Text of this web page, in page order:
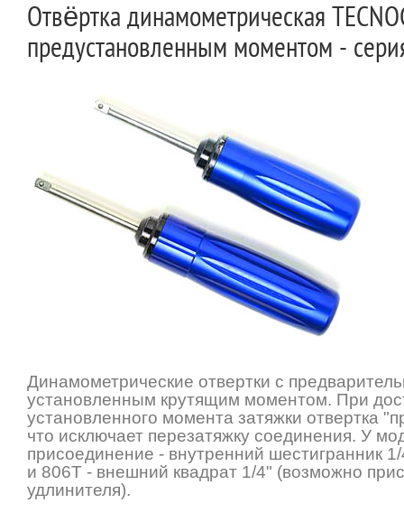
Отвёртка динамометрическая
предустановленным моментом -
Динамометрические отвертки с
установленным крутящим моментом. При
установленного момента затяжки отвертка
что исключает перезатяжку соединения. У
присоединение - внутренний шестигранник
и 806T - внешний квадрат 1/4" (возможно
удлинителя).